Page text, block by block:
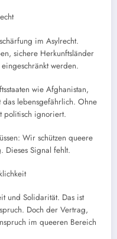
im Asylrecht.
sichere Herkunftsländer
werden.
wie Afghanistan,
lebensgefährlich. Ohne
politisch ignoriert.
Wir schützen queere
Dieses Signal fehlt.
und Solidarität. Das ist
Doch der Vertrag,
im queeren Bereich